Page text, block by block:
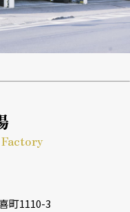
町1110-3